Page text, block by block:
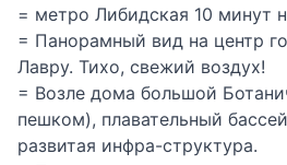
= метро Либидская 10 минут
= Панорамный вид на центр
Лавру. Тихо, свежий воздух!
= Возле дома большой
пешком), плавательный
развитая инфра-структура.